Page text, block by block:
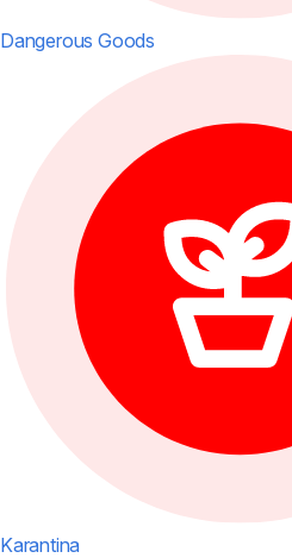
Dangerous Goods
Karantina